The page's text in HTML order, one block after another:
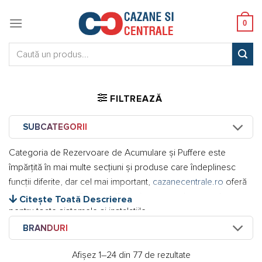
0
FILTREAZĂ
SUBCATEGORII
Categoria de Rezervoare de Acumulare și Puffere este
împărțită în mai multe secțiuni și produse care îndeplinesc
funcții diferite, dar cel mai important, cazanecentrale.ro oferă
variatate și peste 50 de puffere și rezervor de acumulare
pentru toate sistemele și instalațiile.
Un rezervor de acumulare este necesar în sistemele cu
centrale termice sau în instalațiile unde se produse agent
Citește Toată Descrierea
BRANDURI
Afișez 1–24 din 77 de rezultate